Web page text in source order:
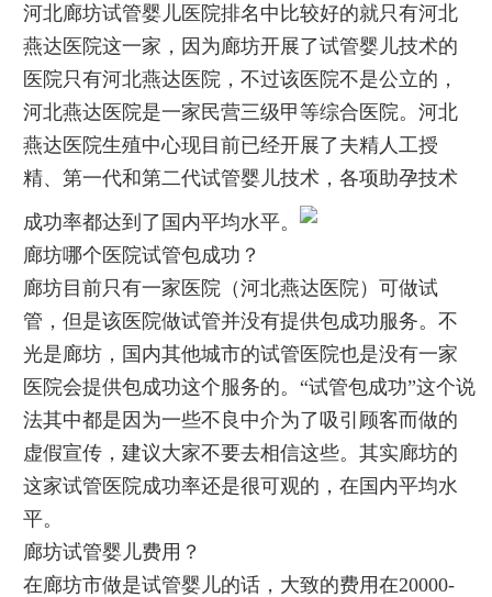
河北廊坊试管婴儿医院排名中比较好的就只有河北
燕达医院这一家，因为廊坊开展了试管婴儿技术的
医院只有河北燕达医院，不过该医院不是公立的，
河北燕达医院是一家民营三级甲等综合医院。河北
燕达医院生殖中心现目前已经开展了夫精人工授
精、第一代和第二代试管婴儿技术，各项助孕技术
成功率都达到了国内平均水平。
廊坊哪个医院试管包成功？
廊坊目前只有一家医院（河北燕达医院）可做试
管，但是该医院做试管并没有提供包成功服务。不
光是廊坊，国内其他城市的试管医院也是没有一家
医院会提供包成功这个服务的。“试管包成功”这个说
法其中都是因为一些不良中介为了吸引顾客而做的
虚假宣传，建议大家不要去相信这些。其实廊坊的
这家试管医院成功率还是很可观的，在国内平均水
平。
廊坊试管婴儿费用？
在廊坊市做是试管婴儿的话，大致的费用在20000-